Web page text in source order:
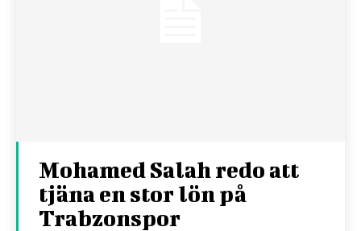
Mohamed Salah redo att
tjäna en stor lön på
Trabzonspor